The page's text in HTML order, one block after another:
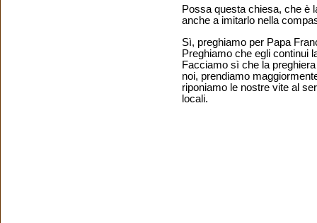
Possa questa chiesa, che è
anche a imitarlo nella
Sì, preghiamo per Papa
Preghiamo che egli continui
Facciamo sì che la
noi, prendiamo
riponiamo le nostre vite al
locali.